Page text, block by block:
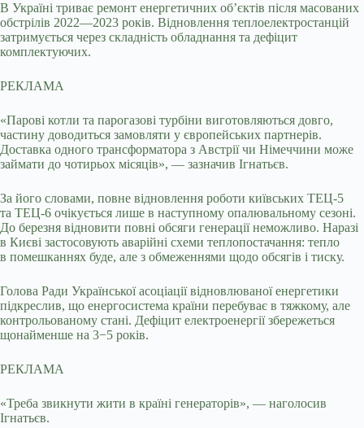
В Україні триває ремонт енергетичних об’єктів після масованих
обстрілів 2022—2023 років. Відновлення теплоелектростанцій
затримується через складність обладнання та дефіцит
комплектуючих.
РЕКЛАМА
«Парові котли та парогазові турбіни виготовляються довго,
частину доводиться замовляти у європейських партнерів.
Доставка одного трансформатора з Австрії чи Німеччини може
займати до чотирьох місяців», — зазначив Ігнатьєв.
За його словами, повне відновлення роботи київських ТЕЦ-5
та ТЕЦ-6 очікується лише в наступному опалювальному сезоні.
До березня відновити повні обсяги генерації неможливо. Наразі
в Києві застосовують аварійні схеми теплопостачання: тепло
в помешканнях буде, але з обмеженнями щодо обсягів і тиску.
Голова Ради Української асоціації відновлюваної енергетики
підкреслив, що енергосистема країни перебуває в тяжкому, але
контрольованому стані. Дефіцит електроенергії збережеться
щонайменше на 3−5 років.
РЕКЛАМА
«Треба звикнути жити в країні генераторів», — наголосив
Ігнатьєв.